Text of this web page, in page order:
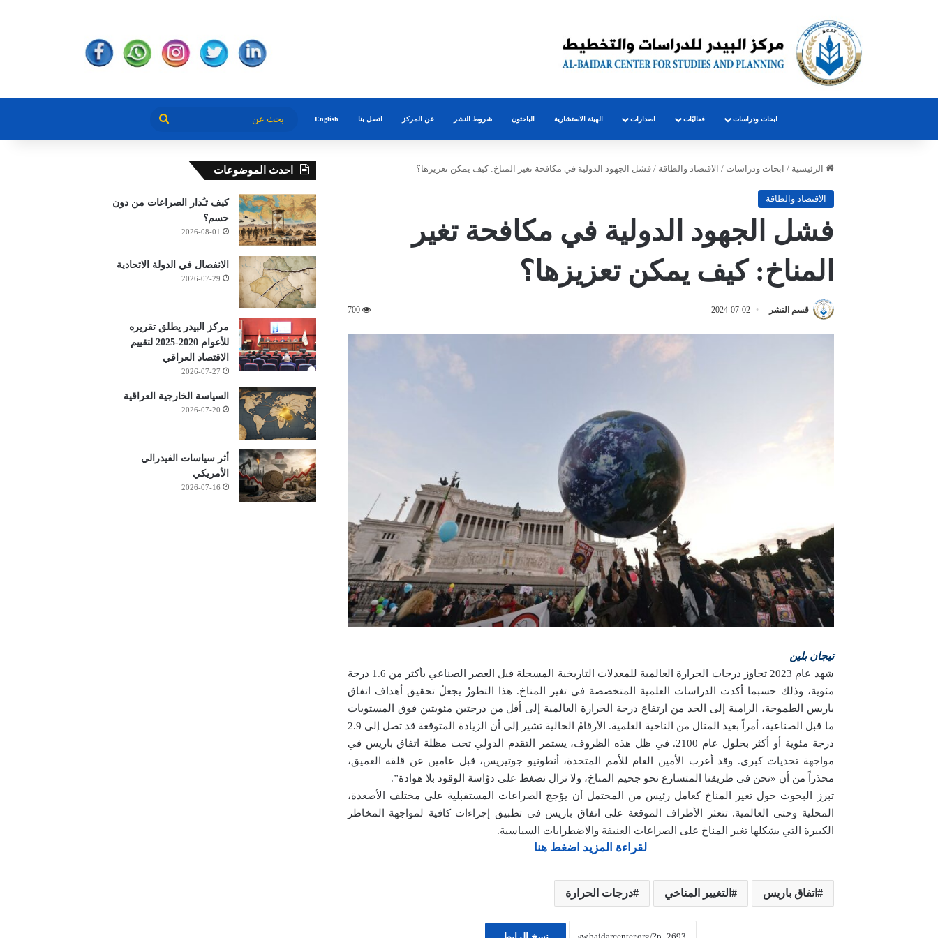
ابحاث ودراسات فعاليّات اصدارات الهيئة الاستشارية الباحثون شروط النشر عن المركز اتصل بنا English بحث
عن
الرئيسية / ابحاث ودراسات / الاقتصاد والطاقة / فشل الجهود الدولية في مكافحة تغير المناخ: كيف يمكن تعزيزها؟
الاقتصاد والطاقة
فشل الجهود الدولية في مكافحة تغير
المناخ: كيف يمكن تعزيزها؟
قسم النشر 2024-07-02
700
تيجان بلين
شهد عام 2023 تجاوز درجات الحرارة العالمية للمعدلات التاريخية المسجلة قبل العصر الصناعي بأكثر من 1.6 درجة
مئوية، وذلك حسبما أكدت الدراسات العلمية المتخصصة في تغير المناخ. هذا التطورُ يجعلُ تحقيق أهداف اتفاق
باريس الطموحة، الرامية إلى الحد من ارتفاع درجة الحرارة العالمية إلى أقل من درجتين مئويتين فوق المستويات
ما قبل الصناعية، أمراً بعيد المنال من الناحية العلمية. الأرقامُ الحالية تشير إلى أن الزيادة المتوقعة قد تصل إلى 2.9
درجة مئوية أو أكثر بحلول عام 2100. في ظل هذه الظروف، يستمر التقدم الدولي تحت مظلة اتفاق باريس في
مواجهة تحديات كبرى. وقد أعرب الأمين العام للأمم المتحدة، أنطونيو جوتيريس، قبل عامين عن قلقه العميق،
محذراً من أن «نحن في طريقنا المتسارع نحو جحيم المناخ، ولا نزال نضغط على دوّاسة الوقود بلا هوادة”.
تبرز البحوث حول تغير المناخ كعامل رئيس من المحتمل أن يؤجج الصراعات المستقبلية على مختلف الأصعدة،
المحلية وحتى العالمية. تتعثر الأطراف الموقعة على اتفاق باريس في تطبيق إجراءات كافية لمواجهة المخاطر
الكبيرة التي يشكلها تغير المناخ على الصراعات العنيفة والاضطرابات السياسية.
لقراءة المزيد اضغط هنا
اتفاق باريس التغيير المناخي درجات الحرارة
احدث الموضوعات
كيف تـُدار الصراعات من دون
حسم؟
2026-08-01
الانفصال في الدولة الاتحادية
2026-07-29
مركز البيدر يطلق تقريره
للأعوام 2020-2025 لتقييم
الاقتصاد العراقي
2026-07-27
السياسة الخارجية العراقية
2026-07-20
أثر سياسات الفيدرالي
الأمريكي
2026-07-16